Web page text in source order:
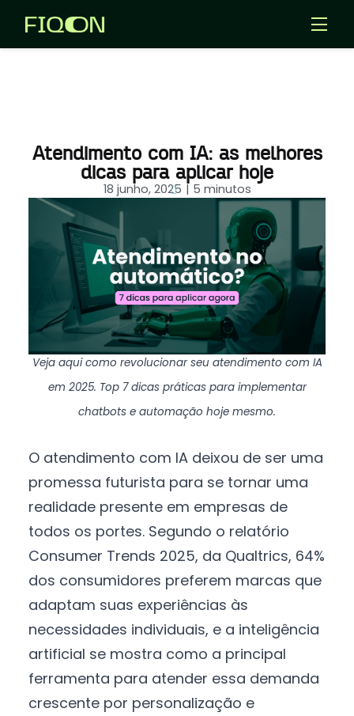
Criar Agentes IA
Atendimento com IA: as melhores
dicas para aplicar hoje
18 junho, 2025 | 5 minutos
Veja aqui como revolucionar seu atendimento com IA
em 2025. Top 7 dicas práticas para implementar
chatbots e automação hoje mesmo.
O atendimento com IA deixou de ser uma
promessa futurista para se tornar uma
realidade presente em empresas de
todos os portes. Segundo o relatório
Consumer Trends 2025, da Qualtrics, 64%
dos consumidores preferem marcas que
adaptam suas experiências às
necessidades individuais, e a inteligência
artificial se mostra como a principal
ferramenta para atender essa demanda
crescente por personalização e